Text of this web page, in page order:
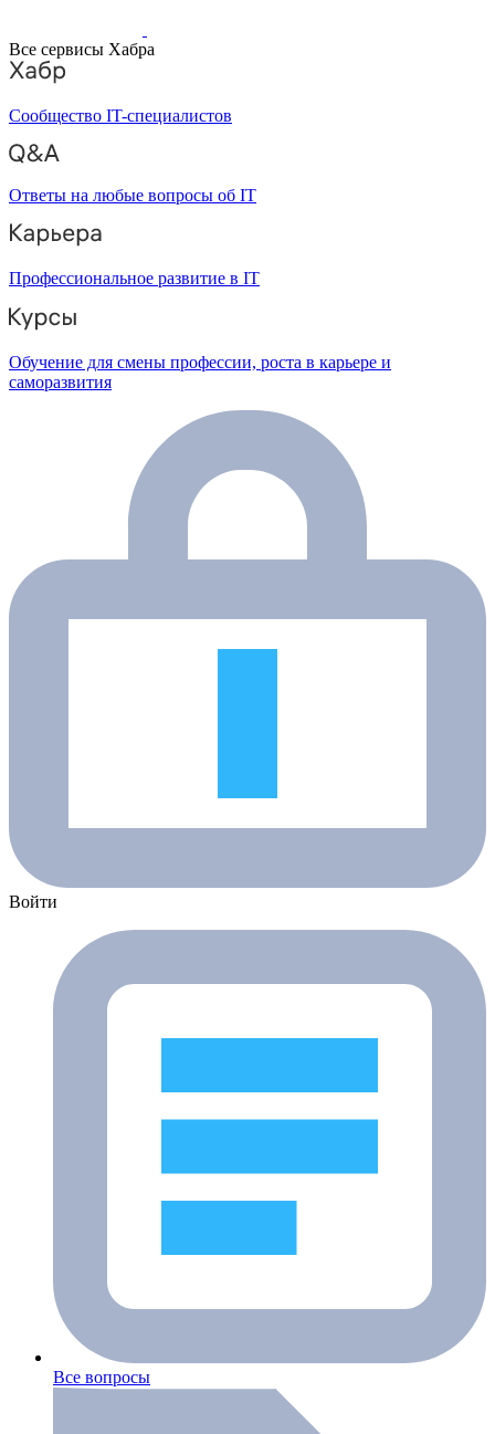
Все сервисы Хабра
Сообщество IT-специалистов
Ответы на любые вопросы об IT
Профессиональное развитие в IT
Обучение для смены профессии, роста в карьере и
саморазвития
Войти
Все вопросы